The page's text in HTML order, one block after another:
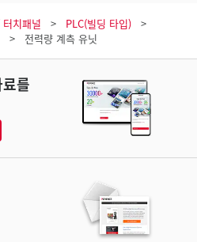
치패널
PLC(빌딩 타입)
전력량 계측 유닛
를